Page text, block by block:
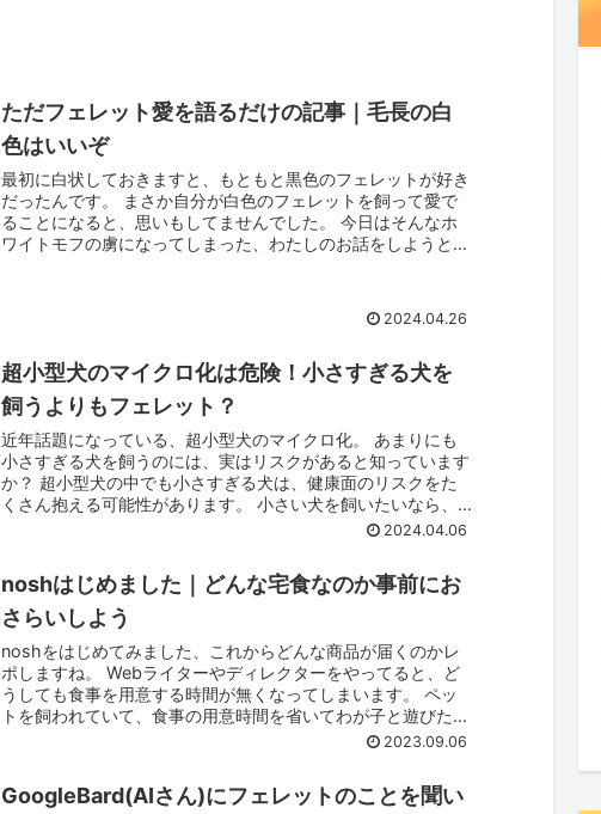
ただフェレット愛を語るだけの記事｜毛長の白
色はいいぞ
最初に白状しておきますと、もともと黒色のフェレットが好き
だったんです。 まさか自分が白色のフェレットを飼って愛で
ることになると、思いもしてませんでした。 今日はそんなホ
ワイトモフの虜になってしまった、わたしのお話をしようと思
2024.04.26
超小型犬のマイクロ化は危険！小さすぎる犬を
飼うよりもフェレット？
近年話題になっている、超小型犬のマイクロ化。 あまりにも
小さすぎる犬を飼うのには、実はリスクがあると知っています
か？ 超小型犬の中でも小さすぎる犬は、健康面のリスクをた
くさん抱える可能性があります。 小さい犬を飼いたいなら、
2024.04.06
noshはじめました｜どんな宅食なのか事前にお
さらいしよう
noshをはじめてみました、これからどんな商品が届くのかレ
ポしますね。 Webライターやディレクターをやってると、ど
うしても食事を用意する時間が無くなってしまいます。 ペッ
トを飼われていて、食事の用意時間を省いてわが子と遊びたい
2023.09.06
GoogleBard(AIさん)にフェレットのことを聞い